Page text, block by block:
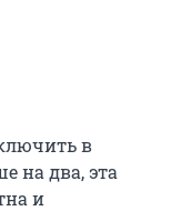
в
на два, эта
и